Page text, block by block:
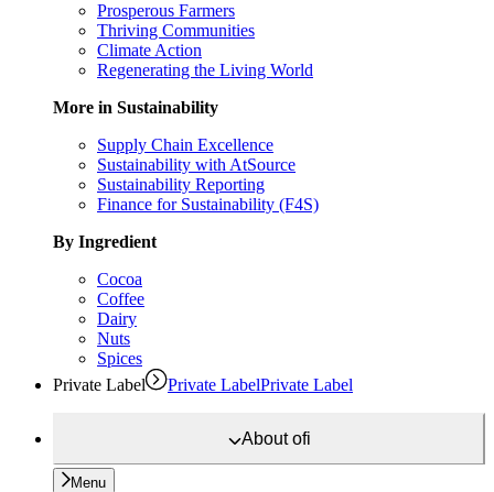
Prosperous Farmers
Thriving Communities
Climate Action
Regenerating the Living World
More in Sustainability
Supply Chain Excellence
Sustainability with AtSource
Sustainability Reporting
Finance for Sustainability (F4S)
By Ingredient
Cocoa
Coffee
Dairy
Nuts
Spices
Private Label
Private LabelPrivate Label
Aboutofi
Menu